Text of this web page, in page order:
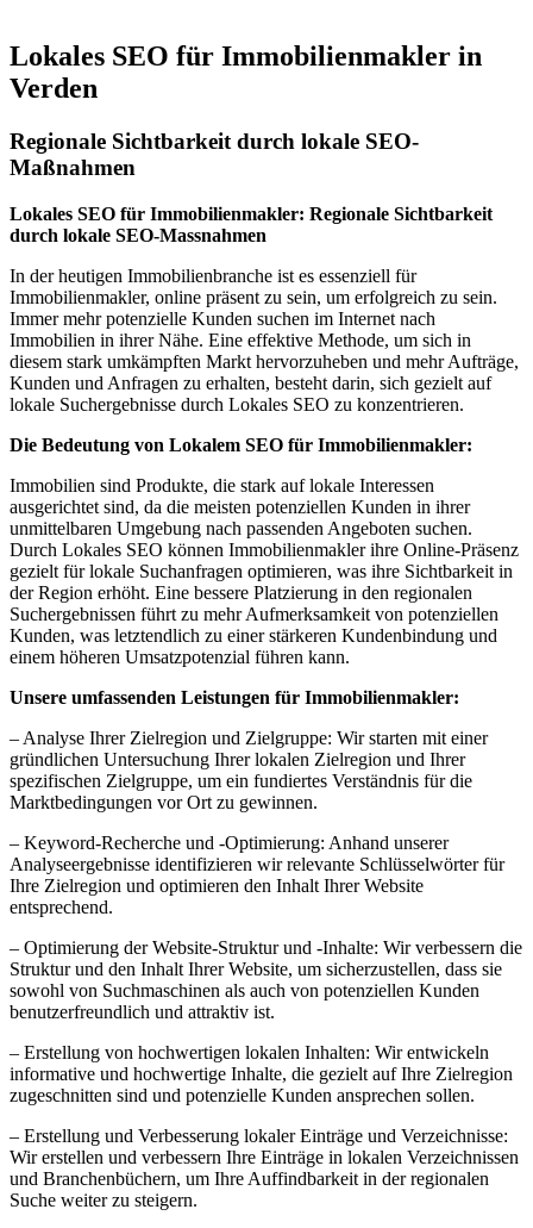
Lokales SEO für Immobilienmakler in
Verden
Regionale Sichtbarkeit durch lokale SEO-
Maßnahmen
Lokales SEO für Immobilienmakler: Regionale Sichtbarkeit
durch lokale SEO-Massnahmen
In der heutigen Immobilienbranche ist es essenziell für
Immobilienmakler, online präsent zu sein, um erfolgreich zu sein.
Immer mehr potenzielle Kunden suchen im Internet nach
Immobilien in ihrer Nähe. Eine effektive Methode, um sich in
diesem stark umkämpften Markt hervorzuheben und mehr Aufträge,
Kunden und Anfragen zu erhalten, besteht darin, sich gezielt auf
lokale Suchergebnisse durch Lokales SEO zu konzentrieren.
Die Bedeutung von Lokalem SEO für Immobilienmakler:
Immobilien sind Produkte, die stark auf lokale Interessen
ausgerichtet sind, da die meisten potenziellen Kunden in ihrer
unmittelbaren Umgebung nach passenden Angeboten suchen.
Durch Lokales SEO können Immobilienmakler ihre Online-Präsenz
gezielt für lokale Suchanfragen optimieren, was ihre Sichtbarkeit in
der Region erhöht. Eine bessere Platzierung in den regionalen
Suchergebnissen führt zu mehr Aufmerksamkeit von potenziellen
Kunden, was letztendlich zu einer stärkeren Kundenbindung und
einem höheren Umsatzpotenzial führen kann.
Unsere umfassenden Leistungen für Immobilienmakler:
– Analyse Ihrer Zielregion und Zielgruppe: Wir starten mit einer
gründlichen Untersuchung Ihrer lokalen Zielregion und Ihrer
spezifischen Zielgruppe, um ein fundiertes Verständnis für die
Marktbedingungen vor Ort zu gewinnen.
– Keyword-Recherche und -Optimierung: Anhand unserer
Analyseergebnisse identifizieren wir relevante Schlüsselwörter für
Ihre Zielregion und optimieren den Inhalt Ihrer Website
entsprechend.
– Optimierung der Website-Struktur und -Inhalte: Wir verbessern die
Struktur und den Inhalt Ihrer Website, um sicherzustellen, dass sie
sowohl von Suchmaschinen als auch von potenziellen Kunden
benutzerfreundlich und attraktiv ist.
– Erstellung von hochwertigen lokalen Inhalten: Wir entwickeln
informative und hochwertige Inhalte, die gezielt auf Ihre Zielregion
zugeschnitten sind und potenzielle Kunden ansprechen sollen.
– Erstellung und Verbesserung lokaler Einträge und Verzeichnisse:
Wir erstellen und verbessern Ihre Einträge in lokalen Verzeichnissen
und Branchenbüchern, um Ihre Auffindbarkeit in der regionalen
Suche weiter zu steigern.